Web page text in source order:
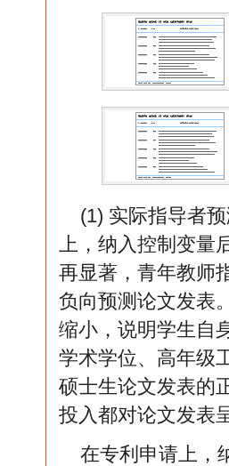
(1) 实际指导者
上，纳入控制变量
再显著，青年教师
负向预测论文发表
缩小，说明学生自
学术学位、高年级
硕士生论文发表的
投入都对论文发表
在专利申请上，